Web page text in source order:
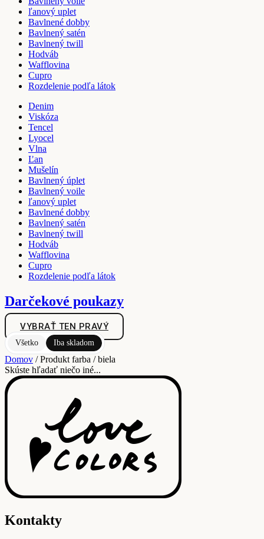
ľanový uplet
Bavlnené dobby
Bavlnený satén
Bavlnený twill
Hodváb
Wafflovina
Cupro
Rozdelenie podľa látok
Denim
Viskóza
Tencel
Lyocel
Vlna
Ľan
Mušelín
Bavlnený úplet
Bavlnený voile
ľanový uplet
Bavlnené dobby
Bavlnený satén
Bavlnený twill
Hodváb
Wafflovina
Cupro
Rozdelenie podľa látok
Darčekové poukazy
VYBRAŤ TEN PRAVÝ
Všetko Iba skladom
Domov / Produkt farba / biela
Skúste hľadať niečo iné...
Kontakty